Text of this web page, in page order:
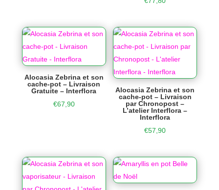
Alocasia Zebrina et son
cache-pot – Livraison
Gratuite – Interflora
€67,90
Alocasia Zebrina et son
cache-pot – Livraison
par Chronopost –
L’atelier Interflora –
Interflora
€57,90